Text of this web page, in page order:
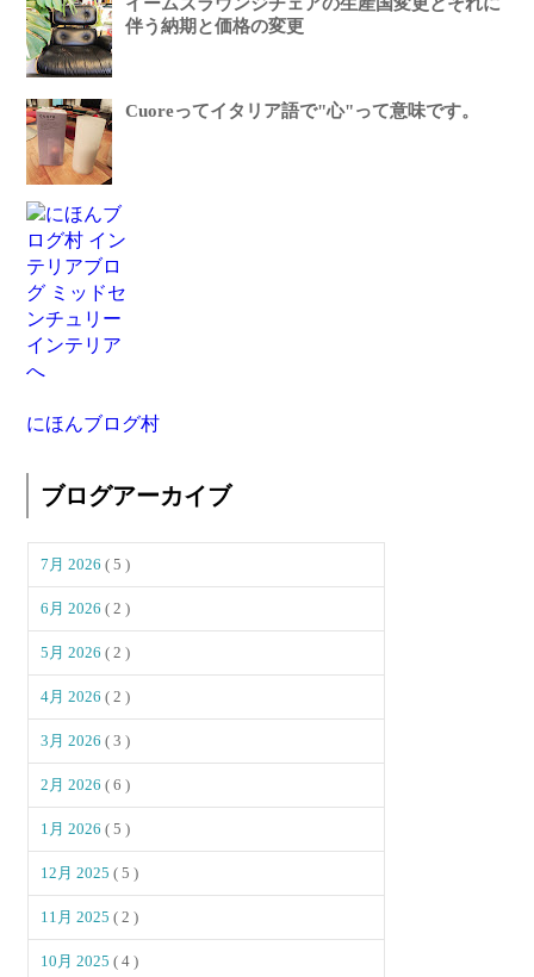
伴う納期と価格の変更
Cuoreってイタリア語で"心"って意味です。
にほんブログ村
ブログアーカイブ
7月 2026( 5 )
6月 2026( 2 )
5月 2026( 2 )
4月 2026( 2 )
3月 2026( 3 )
2月 2026( 6 )
1月 2026( 5 )
12月 2025( 5 )
11月 2025( 2 )
10月 2025( 4 )